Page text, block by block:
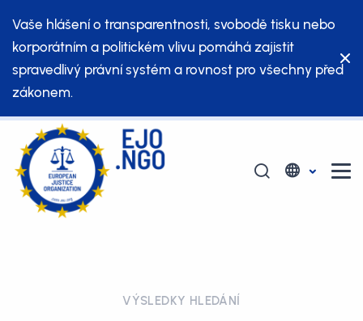
Vaše hlášení o transparentnosti, svobodě tisku nebo
korporátním a politickém vlivu pomáhá zajistit
spravedlivý právní systém a rovnost pro všechny před
zákonem.
VÝSLEDKY HLEDÁNÍ